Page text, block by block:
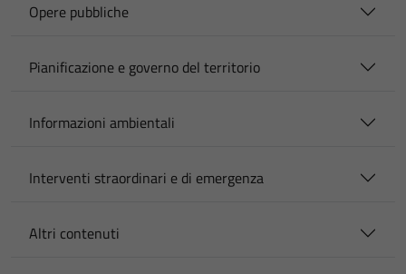
Opere pubbliche
Pianificazione e governo del territorio
Informazioni ambientali
Interventi straordinari e di emergenza
Altri contenuti